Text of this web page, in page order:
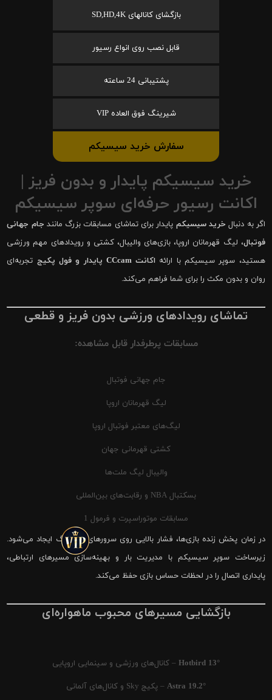
بازگشای کانالهای SD,HD,4K
قابل نصب روی انواع رسیور
پشتیبانی 24 ساعته
شیرینگ فوق العاده VIP
سفارش خرید سیسیکم
خرید سیسیکم پایدار و بدون فریز |
اکانت رسیور حرفه‌ای سوپر سیسیکم
اگر به دنبال خرید سیسیکم پایدار برای تماشای مسابقات بزرگ مانند جام جهانی
فوتبال، لیگ قهرمانان اروپا، بازی‌های والیبال، کشتی و رویدادهای مهم ورزشی
هستید، سوپر سیسیکم با ارائه اکانت CCcam پایدار و فول پکیج
تجربه‌ای
روان و بدون مکث را برای شما فراهم می‌کند.
تماشای رویدادهای ورزشی بدون فریز و قطعی
مسابقات پرطرفدار قابل مشاهده:
جام جهانی فوتبال
لیگ قهرمانان اروپا
لیگ‌های معتبر فوتبال اروپا
کشتی قهرمانی جهان
والیبال لیگ ملت‌ها
بسکتبال NBA و رقابت‌های بین‌المللی
مسابقات موتوراسپرت و فرمول 1
در زمان پخش زنده بازی‌ها، فشار بالایی روی سرورهای شیرینگ ایجاد می‌شود.
زیرساخت سوپر سیسیکم با مدیریت بار و بهینه‌سازی مسیرهای ارتباطی،
پایداری اتصال را در لحظات حساس بازی حفظ می‌کند.
بازگشایی مسیرهای محبوب ماهواره‌ای
Hotbird 13° – کانال‌های ورزشی و سینمایی اروپایی
Astra 19.2° – پکیج Sky و کانال‌های آلمانی